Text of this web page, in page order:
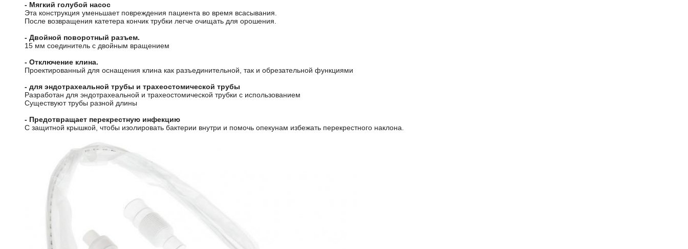
- Мягкий голубой насос
Эта конструкция уменьшает повреждения пациента во время всасывания.
После возвращения катетера кончик трубки легче очищать для орошения.
- Двойной поворотный разъем.
15 мм соединитель с двойным вращением
- Отключение клина.
Проектированный для оснащения клина как разъединительной, так и обрезательной функциями
- для эндотрахеальной трубы и трахеостомической трубы
Разработан для эндотрахеальной и трахеостомической трубки с использованием
Существуют трубы разной длины
- Предотвращает перекрестную инфекцию
С защитной крышкой, чтобы изолировать бактерии внутри и помочь опекунам избежать перекрестного наклона.